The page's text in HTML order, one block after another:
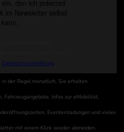
der Regel monatlich. Sie erhalten
Fahrzeugangebote, Infos zur eMobilität,
Eventeinladungen und vieles
mit einem Klick wieder abmelden.